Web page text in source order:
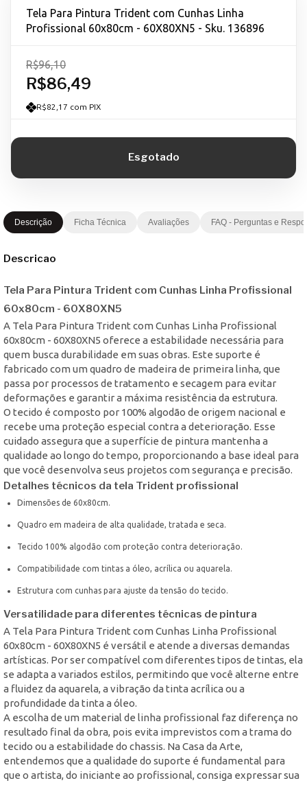
Tela Para Pintura Trident com Cunhas Linha
Profissional 60x80cm - 60X80XN5 - Sku. 136896
R$86,49
R$96,10
R$82,17 com PIX
Descrição Ficha Técnica Avaliações FAQ - Perguntas e
Descricao
Tela Para Pintura Trident com Cunhas Linha Profissional
60x80cm - 60X80XN5
A Tela Para Pintura Trident com Cunhas Linha Profissional
60x80cm - 60X80XN5 oferece a estabilidade necessária para
quem busca durabilidade em suas obras. Este suporte é
fabricado com um quadro de madeira de primeira linha, que
passa por processos de tratamento e secagem para evitar
deformações e garantir a máxima resistência da estrutura.
O tecido é composto por 100% algodão de origem nacional e
recebe uma proteção especial contra a deterioração. Esse
cuidado assegura que a superfície de pintura mantenha a
qualidade ao longo do tempo, proporcionando a base ideal para
que você desenvolva seus projetos com segurança e precisão.
Detalhes técnicos da tela Trident profissional
Dimensões de 60x80cm.
Quadro em madeira de alta qualidade, tratada e seca.
Tecido 100% algodão com proteção contra deterioração.
Compatibilidade com tintas a óleo, acrílica ou aquarela.
Estrutura com cunhas para ajuste da tensão do tecido.
Versatilidade para diferentes técnicas de pintura
A Tela Para Pintura Trident com Cunhas Linha Profissional
60x80cm - 60X80XN5 é versátil e atende a diversas demandas
artísticas. Por ser compatível com diferentes tipos de tintas, ela
se adapta a variados estilos, permitindo que você alterne entre
a fluidez da aquarela, a vibração da tinta acrílica ou a
profundidade da tinta a óleo.
A escolha de um material de linha profissional faz diferença no
resultado final da obra, pois evita imprevistos com a trama do
tecido ou a estabilidade do chassis. Na Casa da Arte,
entendemos que a qualidade do suporte é fundamental para
que o artista, do iniciante ao profissional, consiga expressar sua